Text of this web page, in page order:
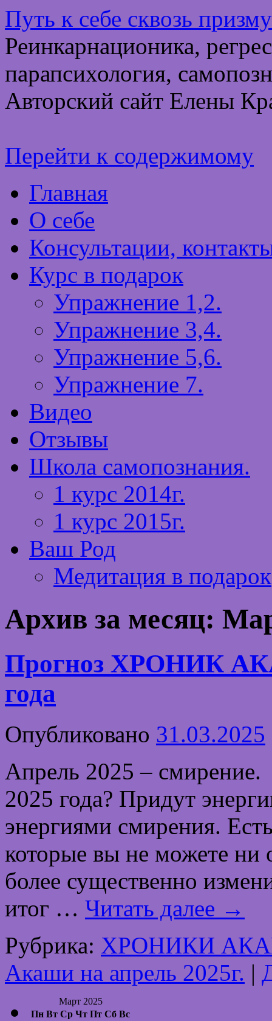
Путь к себе сквозь
Реинкарнационика,
парапсихология,
Авторский сайт Елены
Перейти к содержимому
Главная
О себе
Консультации,
Курс в подарок
Упражнение 1,2.
Упражнение 3,4.
Упражнение 5,6.
Упражнение 7.
Видео
Отзывы
Школа самопознания.
1 курс 2014г.
1 курс 2015г.
Ваш Род
Медитация в подарок
Архив за месяц:
Прогноз ХРОНИК
года
Опубликовано 31.03.2025
Апрель 2025 – смирение.
2025 года? Придут
энергиями смирения.
которые вы не можете ни
более существенно
итог … Читать далее →
Рубрика: ХРОНИКИ
Акаши на апрель 2025г. |
Март 2025
Пн Вт Ср Чт Пт Сб Вс